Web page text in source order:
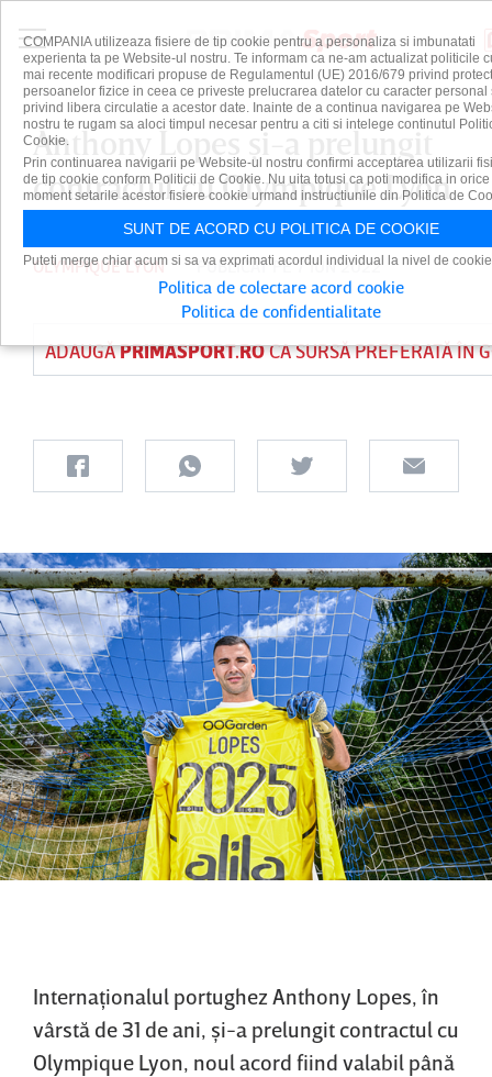
Anthony Lopes şi-a prelungit
contractul cu Olympique Lyon
OLYMPIQUE LYON PUBLICAT PE 7 IUN 2022
ADAUGĂPRIMASPORT.ROCA SURSĂ PREFERATĂ ÎN
Internaţionalul portughez Anthony Lopes, în
vârstă de 31 de ani, şi-a prelungit contractul cu
Olympique Lyon, noul acord fiind valabil până
COMPANIA utilizeaza fisiere de tip cookie pentru a personaliza si imbunatati
experienta ta pe Website-ul nostru. Te informam ca ne-am actualizat politicile
mai recente modificari propuse de Regulamentul (UE) 2016/679 privind
persoanelor fizice in ceea ce priveste prelucrarea datelor cu caracter personal
privind libera circulatie a acestor date. Inainte de a continua navigarea pe
nostru te rugam sa aloci timpul necesar pentru a citi si intelege continutul
Cookie.
Prin continuarea navigarii pe Website-ul nostru confirmi acceptarea utilizarii
de tip cookie conform Politicii de Cookie. Nu uita totusi ca poti modifica in orice
moment setarile acestor fisiere cookie urmand instructiunile din Politica de
SUNT DE ACORD CU POLITICA DE COOKIE
Puteti merge chiar acum si sa va exprimati acordul individual la nivel de
Politica de colectare acord cookie
Politica de confidentialitate